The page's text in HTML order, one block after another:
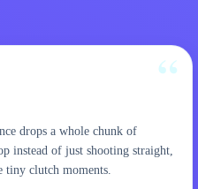
drops a whole chunk of
instead of just shooting straight,
tiny clutch moments.